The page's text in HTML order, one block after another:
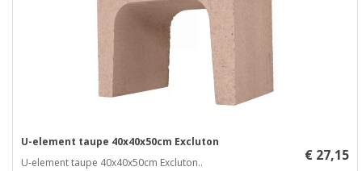
U-element taupe 40x40x50cm Excluton
U-element taupe 40x40x50cm Excluton..
€ 27,15